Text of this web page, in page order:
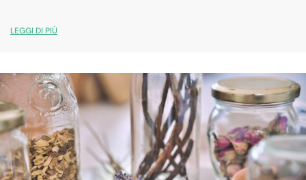
segue un ritmo circadiano preciso: aumenta al
LEGGI DI PIÙ